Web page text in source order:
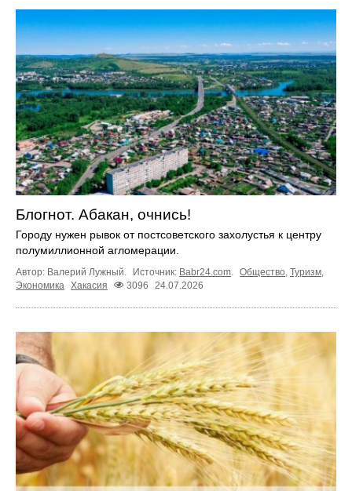
Блогнот. Абакан, очнись!
Городу нужен рывок от постсоветского захолустья к центру
полумиллионной агломерации.
Автор: Валерий Лужный. Источник: Babr24.com. Общество, Туризм,
Экономика Хакасия 3096 24.07.2026